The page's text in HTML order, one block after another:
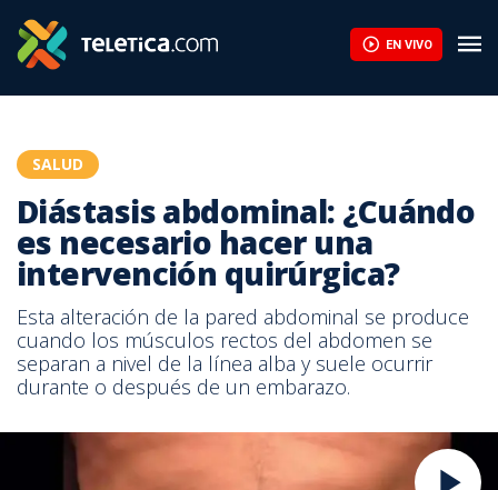
EN VIVO
SALUD
Diástasis abdominal: ¿Cuándo
es necesario hacer una
intervención quirúrgica?
Esta alteración de la pared abdominal se produce
cuando los músculos rectos del abdomen se
separan a nivel de la línea alba y suele ocurrir
durante o después de un embarazo.